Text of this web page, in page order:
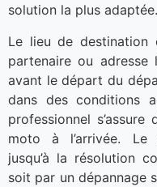
solution la plus adaptée.
Le lieu de destination
partenaire ou adresse
avant le départ du
dans des conditions
professionnel
moto à l’arrivée. Le
jusqu’à la résolution
soit par un dépannage